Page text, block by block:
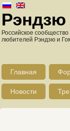
Рэндзю
Российское сообщество
любителей Рэндзю и
Главная
Новости